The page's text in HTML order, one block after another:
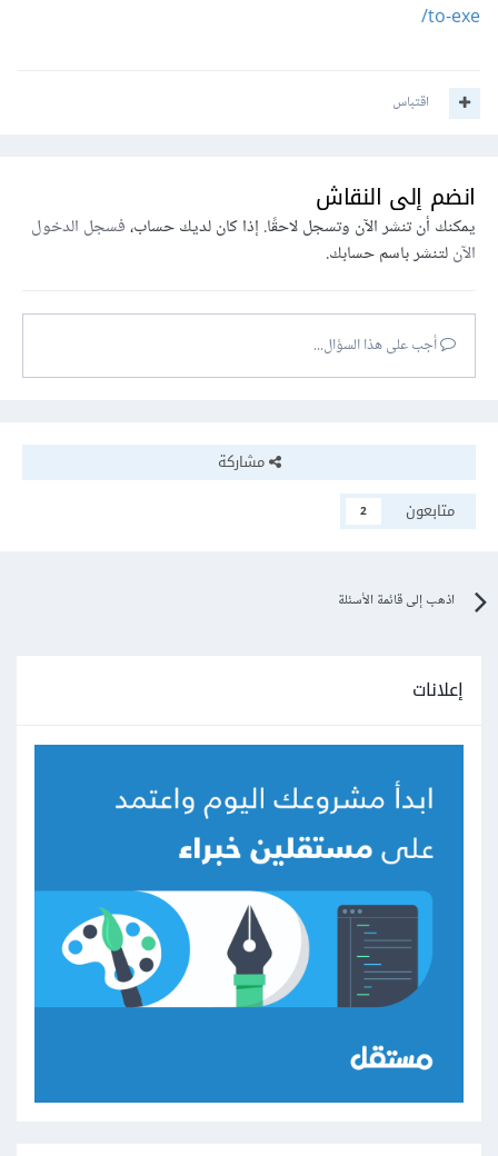
to-exe/
اقتباس
انضم إلى النقاش
يمكنك أن تنشر الآن وتسجل لاحقًا. إذا كان لديك حساب،فسجل الدخول
الآنلتنشر باسم حسابك.
أجب على هذا السؤال...
مشاركة
متابعون
2
اذهب إلى قائمة الأسئلة
إعلانات